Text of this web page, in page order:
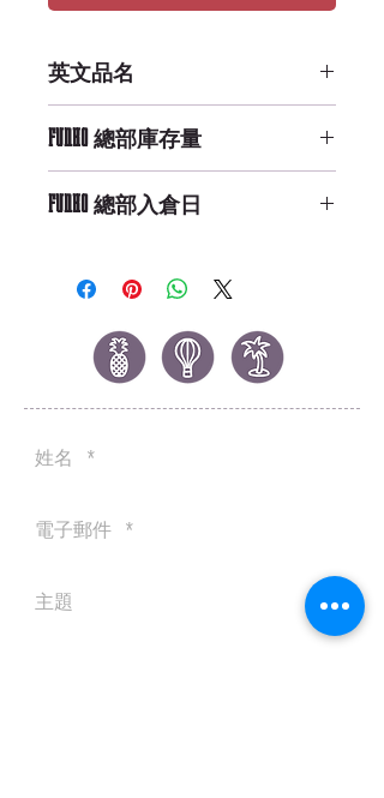
英文品名
w/Spider
FUNKO 總部庫存量
FUNKO 總部入倉日